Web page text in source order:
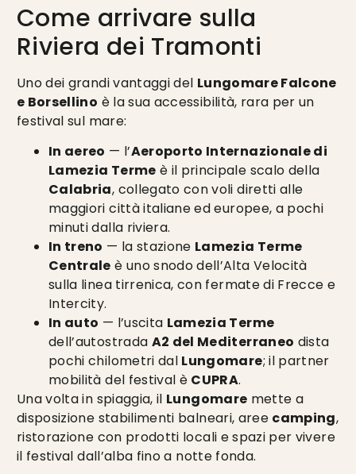
Come arrivare sulla
Riviera dei Tramonti
Uno dei grandi vantaggi del Lungomare Falcone
e Borsellino è la sua accessibilità, rara per un
festival sul mare:
In aereo — l’Aeroporto Internazionale di
Lamezia Terme è il principale scalo della
Calabria, collegato con voli diretti alle
maggiori città italiane ed europee, a pochi
minuti dalla riviera.
In treno — la stazione Lamezia Terme
Centrale è uno snodo dell’Alta Velocità
sulla linea tirrenica, con fermate di Frecce e
Intercity.
In auto — l’uscita Lamezia Terme
dell’autostrada A2 del Mediterraneo dista
pochi chilometri dal Lungomare; il partner
mobilità del festival è CUPRA.
Una volta in spiaggia, il Lungomare mette a
disposizione stabilimenti balneari, aree camping,
ristorazione con prodotti locali e spazi per vivere
il festival dall’alba fino a notte fonda.